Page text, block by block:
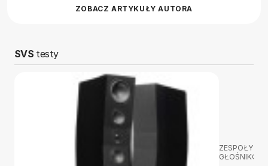
ZOBACZ ARTYKUŁY AUTORA
SVS testy
ZESPOŁY